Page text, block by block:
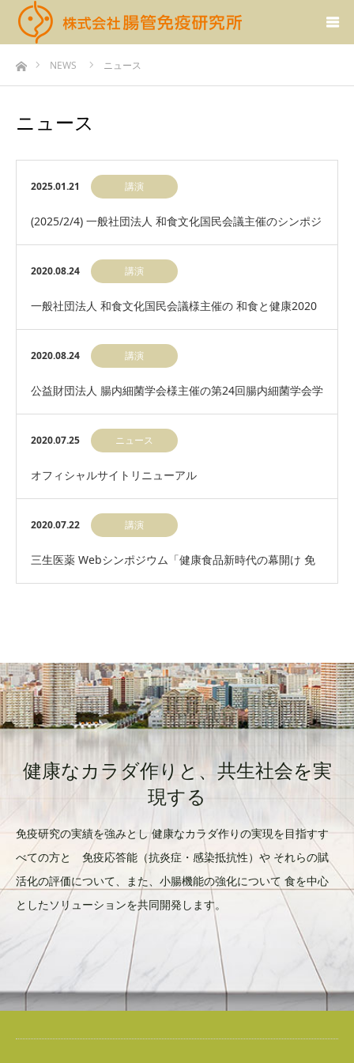
ホームNEWS ニュース
ニュース
2025.01.21 講演
(2025/2/4) 一般社団法人 和食文化国民会議主催のシンポジ
ウムで弊社科学アドバイザー 辻 典…
2020.08.24 講演
一般社団法人 和食文化国民会議様主催の 和食と健康2020
秋 免疫力を上げる賢い「食」を考えるに登…
2020.08.24 講演
公益財団法人 腸内細菌学会様主催の第24回腸内細菌学会学
術集会（誌上開催）にて講演を行いました。
2020.07.25 ニュース
オフィシャルサイトリニューアル
2020.07.22 講演
三生医薬 Webシンポジウム「健康食品新時代の幕開け 免
健康なカラダ作りと、共生社会を実
現する
免疫研究の実績を強みとし 健康なカラダ作りの実現を目指すす
べての方と 免疫応答能（抗炎症・感染抵抗性）や それらの賦
活化の評価について、また、小腸機能の強化について 食を中心
としたソリューションを共同開発します。